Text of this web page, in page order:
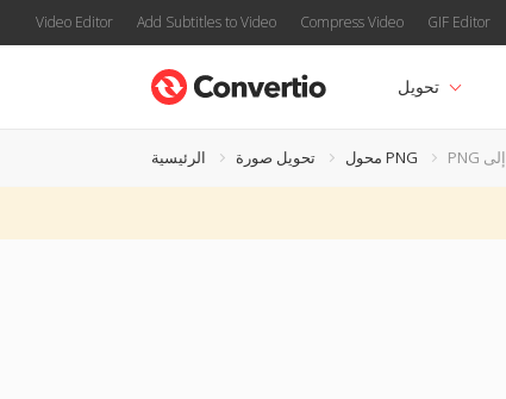
Video Editor Add Subtitles to Video Compress Video GIF Editor
تحويل
الرئيسية تحويل صورة محول PNG